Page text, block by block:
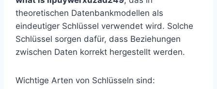
theoretischen Datenbankmodellen als
eindeutiger Schlüssel verwendet wird. Solche
Schlüssel sorgen dafür, dass Beziehungen
zwischen Daten korrekt hergestellt werden.
Wichtige Arten von Schlüsseln sind: